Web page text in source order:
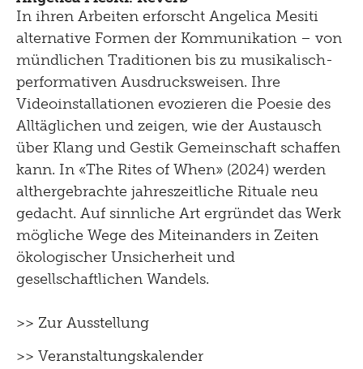
In ihren Arbeiten erforscht Angelica Mesiti
alternative Formen der Kommunikation – von
mündlichen Traditionen bis zu musikalisch-
performativen Ausdrucksweisen. Ihre
Videoinstallationen evozieren die Poesie des
Alltäglichen und zeigen, wie der Austausch
über Klang und Gestik Gemeinschaft schaffen
kann. In «The Rites of When» (2024) werden
althergebrachte jahreszeitliche Rituale neu
gedacht. Auf sinnliche Art ergründet das Werk
mögliche Wege des Miteinanders in Zeiten
ökologischer Unsicherheit und
gesellschaftlichen Wandels.
>> Zur Ausstellung
>> Veranstaltungskalender